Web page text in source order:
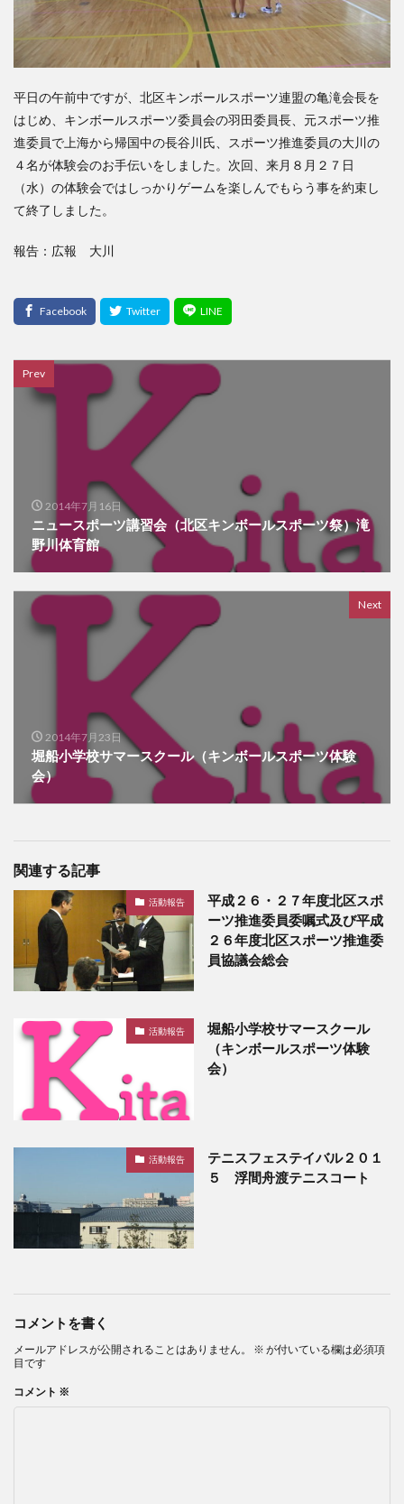
平日の午前中ですが、北区キンボールスポーツ連盟の亀滝会長を
はじめ、キンボールスポーツ委員会の羽田委員長、元スポーツ推
進委員で上海から帰国中の長谷川氏、スポーツ推進委員の大川の
４名が体験会のお手伝いをしました。次回、来月８月２７日
（水）の体験会ではしっかりゲームを楽しんでもらう事を約束し
て終了しました。
報告：広報 大川
Prev
2014年7月16日
ニュースポーツ講習会（北区キンボールスポーツ祭）滝
野川体育館
Next
2014年7月23日
堀船小学校サマースクール（キンボールスポーツ体験
会）
関連する記事
活動報告
平成２６・２７年度北区スポ
ーツ推進委員委嘱式及び平成
２６年度北区スポーツ推進委
員協議会総会
活動報告
堀船小学校サマースクール
（キンボールスポーツ体験
会）
活動報告
テニスフェステイバル２０１
５ 浮間舟渡テニスコート
コメントを書く
メールアドレスが公開されることはありません。 ※ が付いている欄は必須項
目です
コメント ※